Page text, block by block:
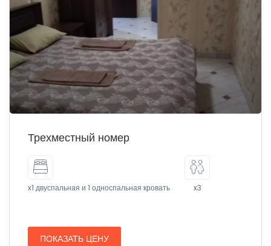
Трехместный номер
x1 двуспальная и 1 односпальная кровать x3
ПОКАЗАТЬ ЦЕНУ